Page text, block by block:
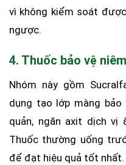
vì không kiểm soát
ngược.
4. Thuốc bảo vệ
Nhóm này gồm
dụng tạo lớp màng
quản, ngăn axit dịch vị
Thuốc thường uống
để đạt hiệu quả tốt nhất.